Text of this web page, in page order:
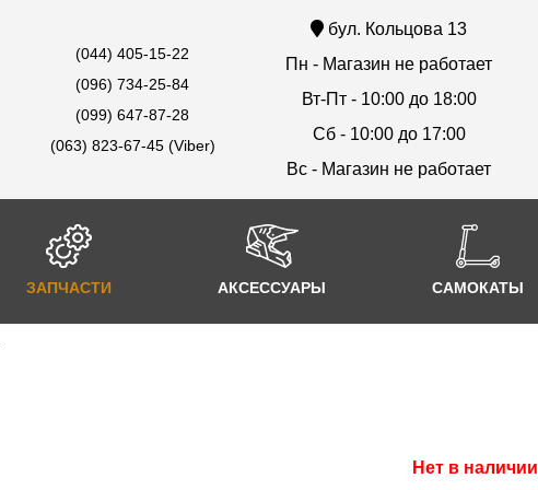
(044) 405-15-22
(096) 734-25-84
(099) 647-87-28
(063) 823-67-45 (Viber)
бул. Кольцова 13
Пн - Магазин не работает
Вт-Пт - 10:00 до 18:00
Сб - 10:00 до 17:00
Вс - Магазин не работает
ЗАПЧАСТИ АКСЕССУАРЫ САМОКАТЫ
Нет в наличии